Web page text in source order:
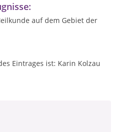
auf dem Gebiet der
Eintrages ist: Karin Kolzau